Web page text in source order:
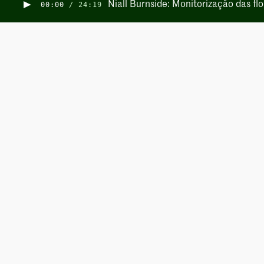
00:00 / 24:19 Niall Burnside: Monitorização das